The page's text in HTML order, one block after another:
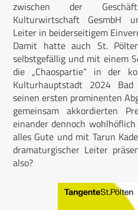
zwischen der
Kulturwirtschaft GesmbH
Leiter in beiderseitigem
Damit hatte auch St.
selbstgefällig und mit einem
die „Chaospartie“ in der
Kulturhauptstadt 2024
seinen ersten prominenten
gemeinsam akkordierten
einander dennoch
alles Gute und mit Tarun
dramaturgischer Leiter
also?